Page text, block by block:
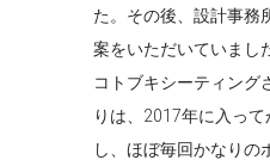
た。その後、設計事務
案をいただいていまし
コトブキシーティング
りは、2017年に入っ
し、ほぼ毎回かなりの